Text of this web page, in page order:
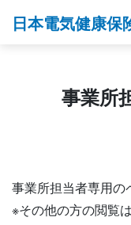
日本電気健康保
事業所
事業所担当者専用の
※その他の方の閲覧